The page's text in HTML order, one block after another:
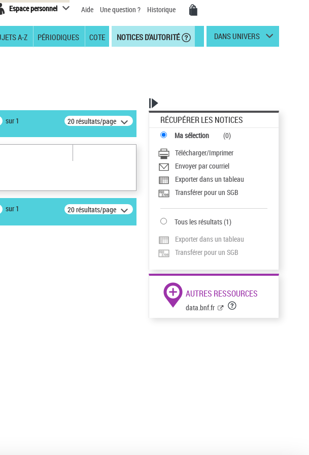
Espace personnel Aide Une question ? Historique
A-Z PÉRIODIQUES COTE NOTICES D'AUTORITÉ DANS UNIVERS
sur 1 20 résultats/page
sur 1 20 résultats/page
RÉCUPÉRER LES NOTICES
Ma sélection (0)
Télécharger/Imprimer
Envoyer par courriel
Exporter dans un tableau
Transférer pour un SGB
Tous les résultats(1)
Exporter dans un tableau
Transférer pour un SGB
AUTRES RESSOURCES
data.bnf.fr